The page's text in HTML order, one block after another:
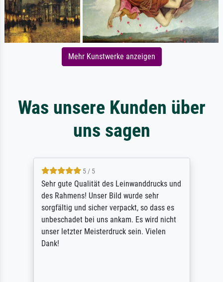
Mehr Kunstwerke anzeigen
Was unsere Kunden über
uns sagen
5 / 5
Sehr gute Qualität des Leinwanddrucks und
des Rahmens! Unser Bild wurde sehr
sorgfältig und sicher verpackt, so dass es
unbeschadet bei uns ankam. Es wird nicht
unser letzter Meisterdruck sein. Vielen
Dank!